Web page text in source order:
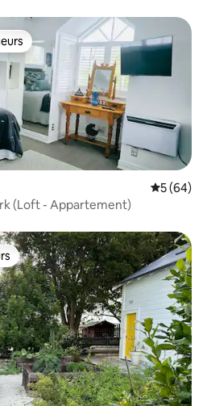
les plus appréciés
5 (64)
(Loft - Appartement)